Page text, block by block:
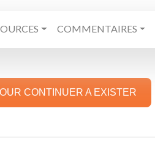
COMMENTAIRES
CONTINUER A EXISTER